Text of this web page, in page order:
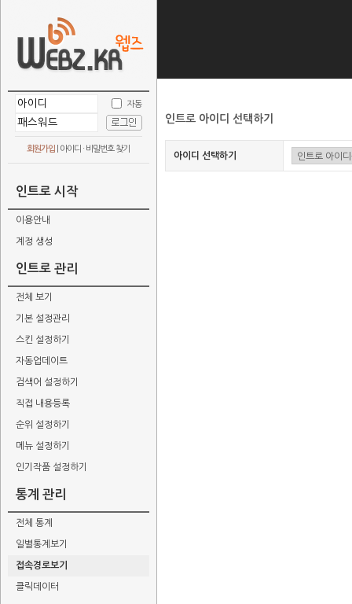
자동
회원가입 아이디 · 비밀번호 찾기
인트로 시작
이용안내
계정 생성
인트로 관리
전체 보기
기본 설정관리
스킨 설정하기
자동업데이트
검색어 설정하기
직접 내용등록
순위 설정하기
메뉴 설정하기
인기작품 설정하기
통계 관리
전체 통계
일별통계보기
접속경로보기
클릭데이터
인트로 아이디 선택하기
아이디 선택하기